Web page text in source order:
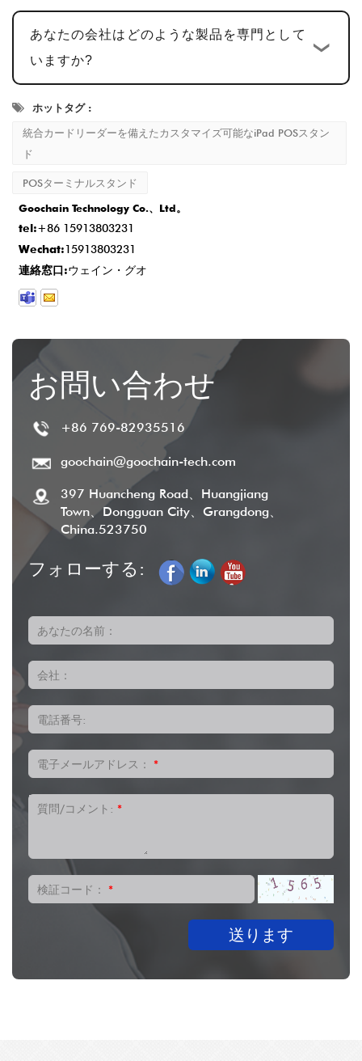
していることを確認します。
配送とアフターサービス: 生産完了後の納期は
通常、
包括的なアフターサービスを提供します。
あなたの会社はどのような製品を専門として
いますか?
ホットタグ :
統合カードリーダーを備えたカスタマイズ可能なiPad POSスタン
ド
POSターミナルスタンド
Goochain Technology Co.、Ltd。
tel:+86 15913803231
Wechat:15913803231
連絡窓口:ウェイン・グオ
お問い合わせ
+86 769-82935516
goochain@goochain-tech.com
397 Huancheng Road、Huangjiang
Town、Dongguan City、Grangdong、
China.523750
フォローする:
あなたの名前：
会社：
電話番号:
電子メールアドレス： *
質問/コメント: *
検証コード： *
送ります